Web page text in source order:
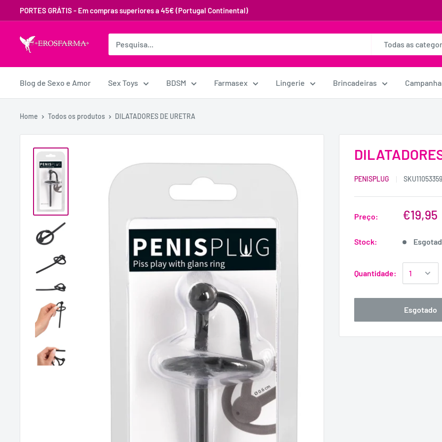
PORTES GRÁTIS - Em compras superiores a 45€ (Portugal Continental)
Todas as
Blog de Sexo e Amor Sex Toys BDSM Farmasex Lingerie Brincadeiras
Home Todos os produtos DILATADORES DE URETRA
PENISPLUG SKU
Preço: €19,95
Stock:
Quantidade:
Esgotado